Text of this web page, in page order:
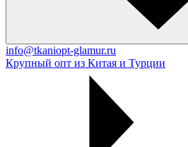
info@tkaniopt-glamur.ru
Крупный опт из Китая и Турции